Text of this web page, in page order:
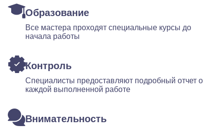
Образование
Все мастера проходят специальные курсы до
начала работы
Контроль
Специалисты предоставляют подробный отчет о
каждой выполненной работе
Внимательность